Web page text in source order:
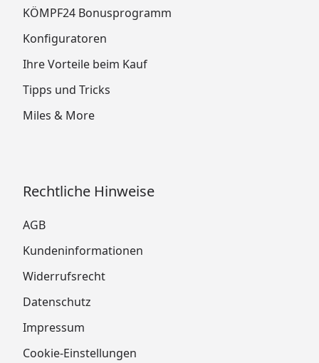
KÖMPF24 Bonusprogramm
Konfiguratoren
Ihre Vorteile beim Kauf
Tipps und Tricks
Miles & More
Rechtliche Hinweise
AGB
Kundeninformationen
Widerrufsrecht
Datenschutz
Impressum
Cookie-Einstellungen